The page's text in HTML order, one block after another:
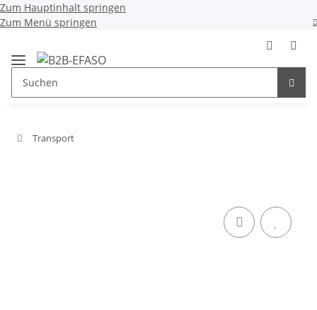
Zum Hauptinhalt springen
Zum Menü springen
Transport